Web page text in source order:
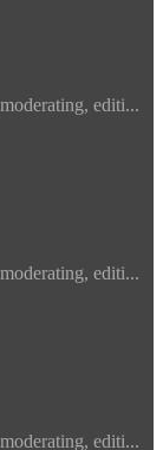
editi...
editi...
editi...